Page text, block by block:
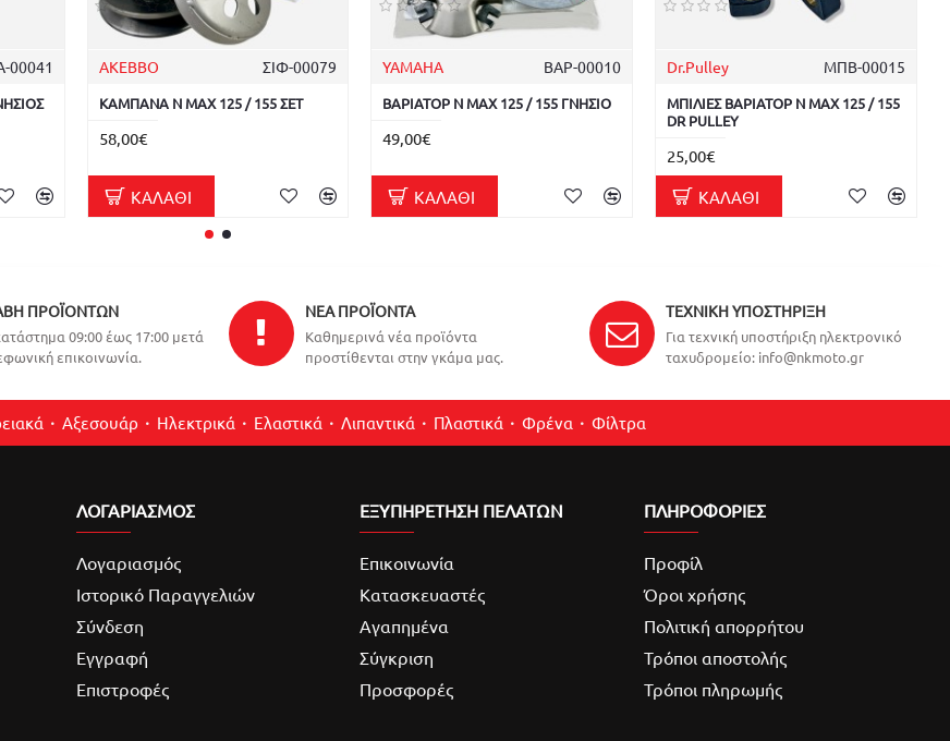
00041 AKEBBO ΣΙΦ-00079
ΚΑΜΠΑΝΑ N MAX 125 / 155 ΣΕΤ
58,00€
ΚΑΛΆΘΙ
YAMAHA ΒΑΡ-00010
ΒΑΡΙΑΤΟΡ N MAX 125 / 155 ΓΝΗΣΙΟ
49,00€
ΚΑΛΆΘΙ
Dr.Pulley ΜΠΒ-00015
ΜΠΙΛΙΕΣ ΒΑΡΙΑΤΟΡ N MAX 125 / 155
DR PULLEY
25,00€
ΚΑΛΆΘΙ
ΠΡΟΪΌΝΤΩΝ
09:00 έως 17:00 μετά
επικοινωνία.
ΝΈΑ ΠΡΟΪΌΝΤΑ
Καθημερινά νέα προϊόντα
προστίθενται στην γκάμα μας.
ΤΕΧΝΙΚΉ ΥΠΟΣΤΉΡΙΞΗ
Για τεχνική υποστήριξη ηλεκτρονικό
ταχυδρομείο: info@nkmoto.gr
Αξεσουάρ Ηλεκτρικά Ελαστικά Λιπαντικά Πλαστικά Φρένα Φίλτρα
ΛΟΓΑΡΙΑΣΜΌΣ
Λογαριασμός
Ιστορικό Παραγγελιών
Σύνδεση
Εγγραφή
Επιστροφές
ΕΞΥΠΗΡΕΤΗΣΗ ΠΕΛΑΤΩΝ
Επικοινωνία
Κατασκευαστές
Αγαπημένα
Σύγκριση
Προσφορές
ΠΛΗΡΟΦΟΡΙΕΣ
Προφίλ
Όροι χρήσης
Πολιτική απορρήτου
Τρόποι αποστολής
Τρόποι πληρωμής